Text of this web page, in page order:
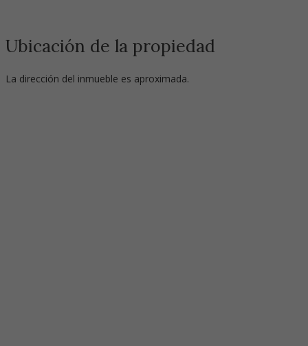
Ubicación de la propiedad
La dirección del inmueble es aproximada.